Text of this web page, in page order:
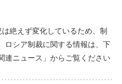
絶えず変化しているため、制
ロシア制裁に関する情報は、下
連ニュース」からご覧ください